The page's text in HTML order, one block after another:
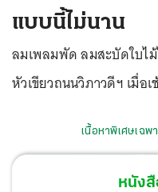
แบบนี้ไม่นาน
ลมเพลมพัด ลมสะบัดใบไ
หัวเขียวถนนวิภาวดีฯ เมื่อ
เนื้อหาพิเศษเฉพ
หนัง